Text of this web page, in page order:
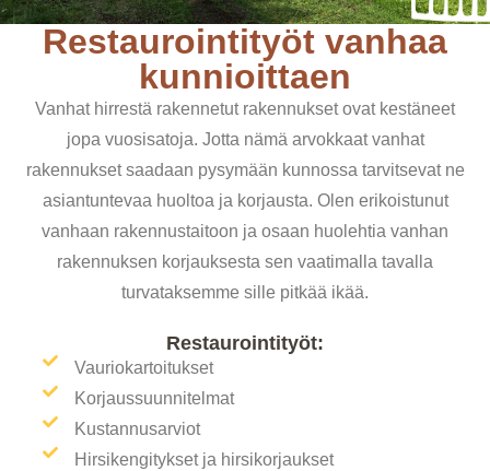
Restaurointityöt vanhaa
kunnioittaen
Vanhat hirrestä rakennetut rakennukset ovat kestäneet
jopa vuosisatoja. Jotta nämä arvokkaat vanhat
rakennukset saadaan pysymään kunnossa tarvitsevat ne
asiantuntevaa huoltoa ja korjausta. Olen erikoistunut
vanhaan rakennustaitoon ja osaan huolehtia vanhan
rakennuksen korjauksesta sen vaatimalla tavalla
turvataksemme sille pitkää ikää.
Restaurointityöt:
Vauriokartoitukset
Korjaussuunnitelmat
Kustannusarviot
Hirsikengitykset ja hirsikorjaukset